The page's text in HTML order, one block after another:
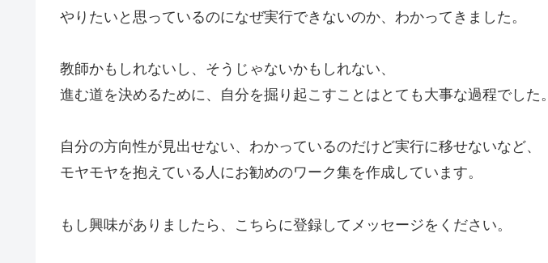
やりたいと思っているのになぜ実行できないのか、わかってきました。
教師かもしれないし、そうじゃないかもしれない、
進む道を決めるために、自分を掘り起こすことはとても大事な過程でした。
自分の方向性が見出せない、わかっているのだけど実行に移せないなど、
モヤモヤを抱えている人にお勧めのワーク集を作成しています。
もし興味がありましたら、こちらに登録してメッセージをください。